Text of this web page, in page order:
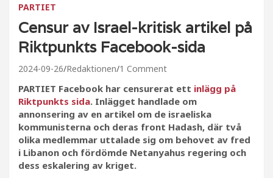
PARTIET
Censur av Israel-kritisk artikel på
Riktpunkts Facebook-sida
2024-09-26 Redaktionen 1 Comment
PARTIET Facebook har censurerat ett inlägg på
Riktpunkts sida. Inlägget handlade om
annonsering av en artikel om de israeliska
kommunisterna och deras front Hadash, där två
olika medlemmar uttalade sig om behovet av fred
i Libanon och fördömde Netanyahus regering och
dess eskalering av kriget.